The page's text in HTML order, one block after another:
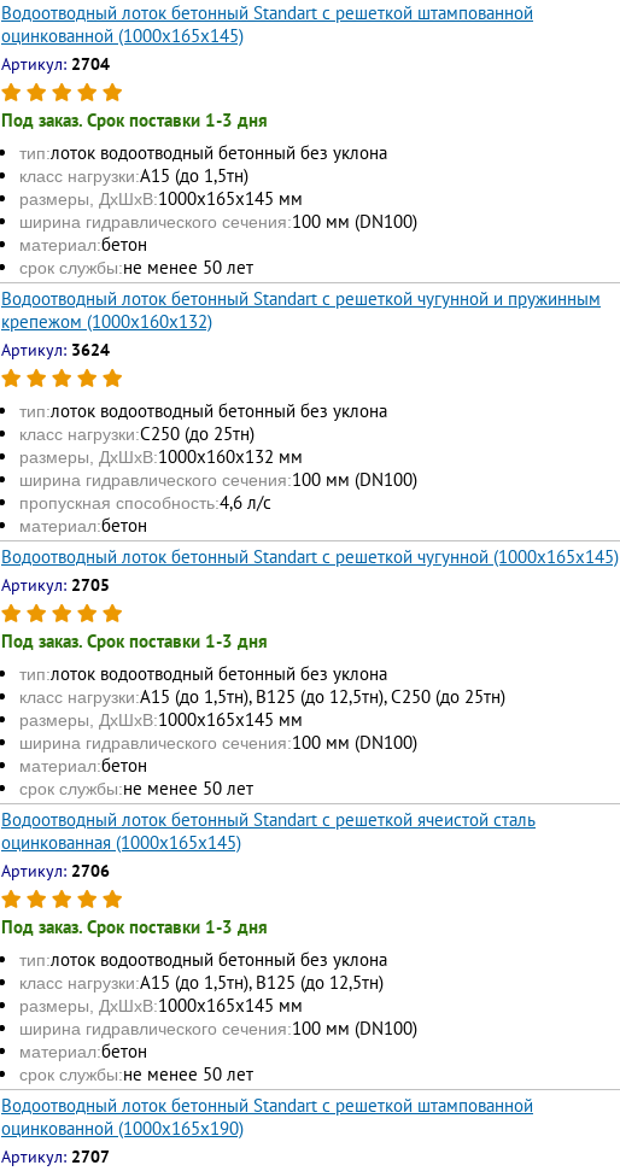
Водоотводный лоток бетонный Standart с решеткой штампованной
оцинкованной (1000x165x145)
Артикул: 2704
Под заказ. Срок поставки 1-3 дня
тип:лоток водоотводный бетонный без уклона
класс нагрузки:А15 (до 1,5тн)
размеры, ДхШхВ:1000х165x145 мм
ширина гидравлического сечения:100 мм (DN100)
материал:бетон
срок службы:не менее 50 лет
Водоотводный лоток бетонный Standart с решеткой чугунной и пружинным
крепежом (1000x160x132)
Артикул: 3624
тип:лоток водоотводный бетонный без уклона
класс нагрузки:С250 (до 25тн)
размеры, ДхШхВ:1000х160x132 мм
ширина гидравлического сечения:100 мм (DN100)
пропускная способность:4,6 л/с
материал:бетон
Водоотводный лоток бетонный Standart с решеткой чугунной (1000x165x145)
Артикул: 2705
Под заказ. Срок поставки 1-3 дня
тип:лоток водоотводный бетонный без уклона
класс нагрузки:А15 (до 1,5тн), В125 (до 12,5тн), С250 (до 25тн)
размеры, ДхШхВ:1000х165x145 мм
ширина гидравлического сечения:100 мм (DN100)
материал:бетон
срок службы:не менее 50 лет
Водоотводный лоток бетонный Standart с решеткой ячеистой сталь
оцинкованная (1000x165x145)
Артикул: 2706
Под заказ. Срок поставки 1-3 дня
тип:лоток водоотводный бетонный без уклона
класс нагрузки:А15 (до 1,5тн), В125 (до 12,5тн)
размеры, ДхШхВ:1000х165x145 мм
ширина гидравлического сечения:100 мм (DN100)
материал:бетон
срок службы:не менее 50 лет
Водоотводный лоток бетонный Standart с решеткой штампованной
оцинкованной (1000x165x190)
Артикул: 2707